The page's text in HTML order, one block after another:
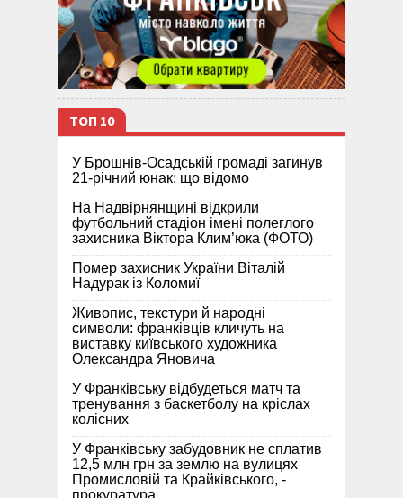
ТОП 10
У Брошнів-Осадській громаді загинув
21-річний юнак: що відомо
На Надвірнянщині відкрили
футбольний стадіон імені полеглого
захисника Віктора Клим’юка (ФОТО)
Помер захисник України Віталій
Надурак із Коломиї
Живопис, текстури й народні
символи: франківців кличуть на
виставку київського художника
Олександра Яновича
У Франківську відбудеться матч та
тренування з баскетболу на кріслах
колісних
У Франківську забудовник не сплатив
12,5 млн грн за землю на вулицях
Промисловій та Крайківського, -
прокуратура